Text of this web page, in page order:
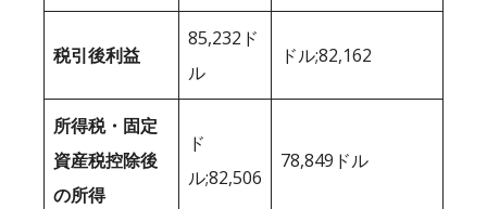
税引後利益
85,232ド
ル
ドル;82,162
所得税・固定
資産税控除後
の所得
ド
ル;82,506
78,849ドル